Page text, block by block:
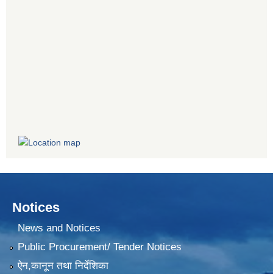
Notices
News and Notices
Public Procurement/ Tender Notices
ऐन,कानून तथा निर्देशिका